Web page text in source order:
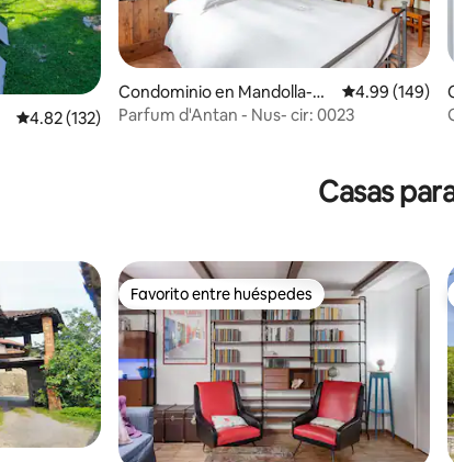
Calificación promedio: 4.82 de 5; 132 evaluaciones
4.82 (132)
Condominio en Mandolla-pl
aisant
Calificación
4.99 (149)
Parfum d'Antan - Nus- cir: 0023
Casas
Favorito entre huéspedes
Favorito entre huéspedes